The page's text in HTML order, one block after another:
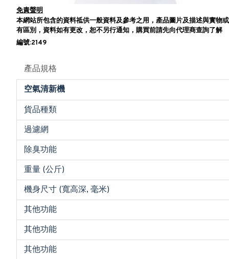
免責聲明
本網站所包含的資料祗供一般資料及參考之用，產品圖片及描述與實物或
有區別，資料如有更改，恕不另行通知，購買前請先向代理商查詢了解
編號:2149
產品規格
空氣清新機
貨品種類
過濾網
除臭功能
重量 (公斤)
機身尺寸 (寬高深, 毫米)
其他功能
其他功能
其他功能